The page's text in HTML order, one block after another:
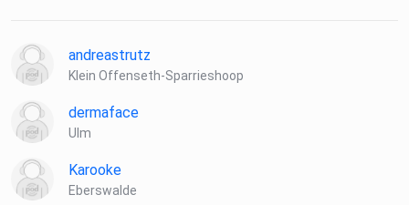
andreastrutz
Klein Offenseth-Sparrieshoop
dermaface
Ulm
Karooke
Eberswalde